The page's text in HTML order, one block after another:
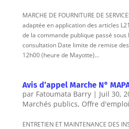
MARCHE DE FOURNITURE DE
adaptée en application des articles
de la commande publique passé sous
consultation Date limite de remise
12h00 (heure de Mayotte)...
Avis d’appel Marche N°
par Fatoumata Barry| Juil 30,
Marchés publics, Offre d'emploi
ENTRETIEN ET MAINTENANCE DES